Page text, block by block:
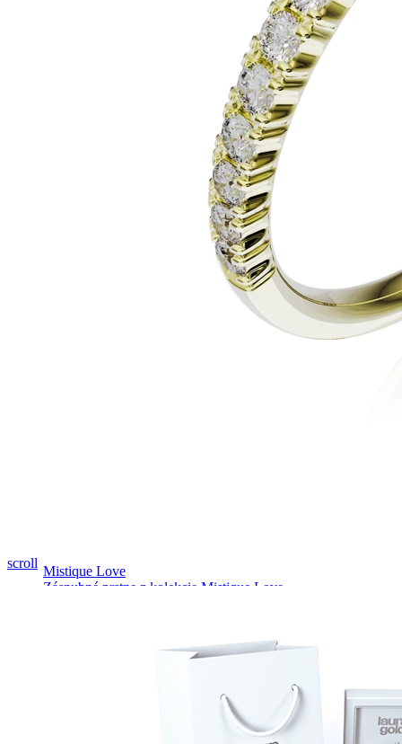
Mistique Love
Zásnubné prstne z kolekcie Mistique Love.
scroll